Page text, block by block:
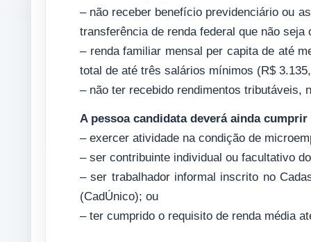
– não receber benefício previdenciário ou
transferência de renda federal que não seja
– renda familiar mensal per capita de até
total de até três salários mínimos (R$
– não ter recebido rendimentos tributáveis,
A pessoa candidata deverá ainda
– exercer atividade na condição de
– ser contribuinte individual ou facultativo
– ser trabalhador informal inscrito no
(CadÚnico); ou
– ter cumprido o requisito de renda média